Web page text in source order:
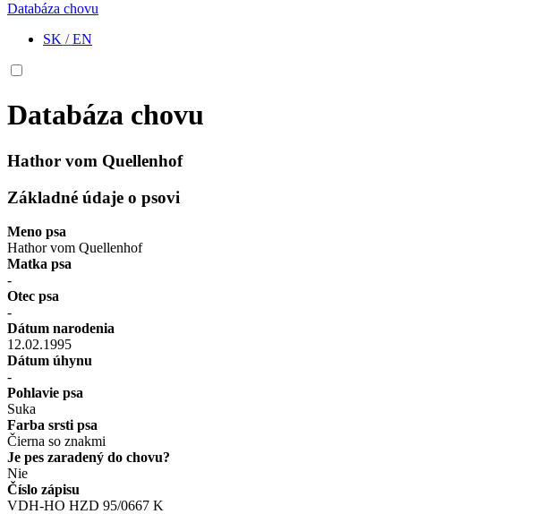
Databáza chovu
SK /EN
Databáza chovu
Hathor vom Quellenhof
Základné údaje o psovi
Meno psa
Hathor vom Quellenhof
Matka psa
-
Otec psa
-
Dátum narodenia
12.02.1995
Dátum úhynu
-
Pohlavie psa
Suka
Farba srsti psa
Čierna so znakmi
Je pes zaradený do chovu?
Nie
Číslo zápisu
VDH-HO HZD 95/0667 K